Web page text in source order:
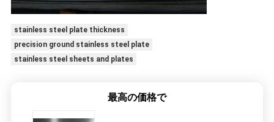
stainless steel plate thickness
precision ground stainless steel plate
stainless steel sheets and plates
最高の価格で